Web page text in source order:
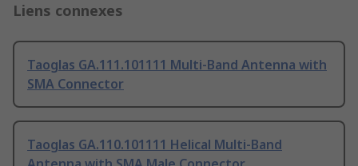
Liens connexes
Taoglas GA.111.101111 Multi-Band Antenna with
SMA Connector
Taoglas GA.110.101111 Helical Multi-Band